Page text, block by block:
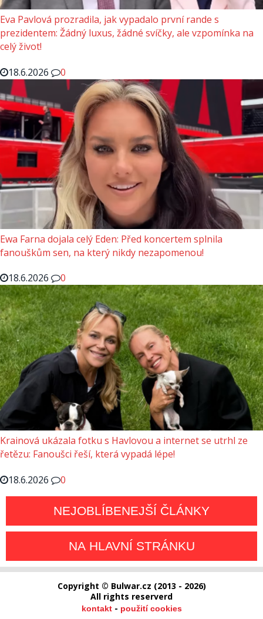
Eva Pavlová prozradila, jak vypadalo první rande s
prezidentem: Žádný luxus, žádné svíčky, ale vzpomínka na
celý život!
18.6.2026
0
Ewa Farna dojala celý Eden: Před koncertem splnila
fanouškům sen, na který nikdy nezapomenou!
18.6.2026
0
Krainová ukázala fotku s Havlovou a internet se utrhl ze
řetězu: Fanoušci řeší, která vypadá lépe!
18.6.2026
0
NEJOBLÍBENEJŠÍ ČLÁNKY
NA HLAVNÍ STRÁNKU
Copyright © Bulwar.cz (2013 - 2026)
All rights reserverd
kontakt- použití cookies